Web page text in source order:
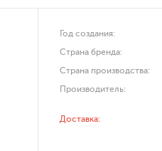
Год создания:
Страна бренда:
Страна производства:
Производитель:
Доставка: